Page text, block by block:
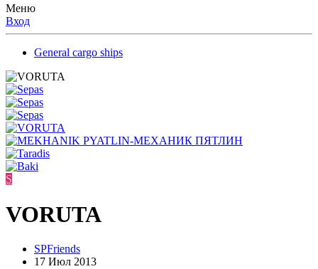
Меню
Вход
General cargo ships
S
VORUTA
SPFriends
17 Июл 2013